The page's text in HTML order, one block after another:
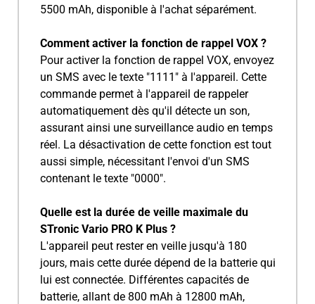
5500 mAh, disponible à l'achat séparément.
Comment activer la fonction de rappel VOX ?
Pour activer la fonction de rappel VOX, envoyez
un SMS avec le texte "1111" à l'appareil. Cette
commande permet à l'appareil de rappeler
automatiquement dès qu'il détecte un son,
assurant ainsi une surveillance audio en temps
réel. La désactivation de cette fonction est tout
aussi simple, nécessitant l'envoi d'un SMS
contenant le texte "0000".
Quelle est la durée de veille maximale du
STronic Vario PRO K Plus ?
L'appareil peut rester en veille jusqu'à 180
jours, mais cette durée dépend de la batterie qui
lui est connectée. Différentes capacités de
batterie, allant de 800 mAh à 12800 mAh,